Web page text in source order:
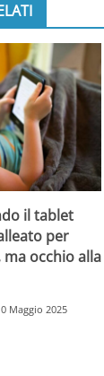
il tablet
per
occhio alla
Maggio 2025